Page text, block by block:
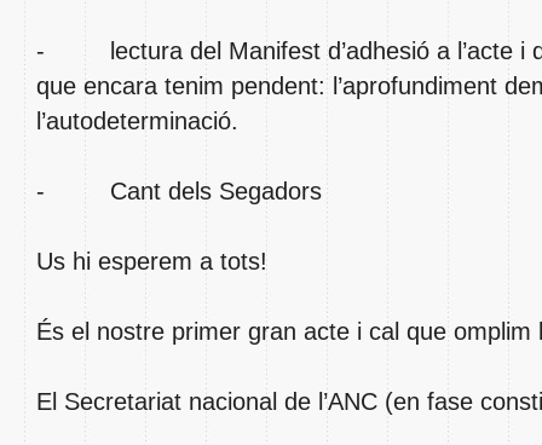
- lectura del Manifest d’adhesió a l’acte i
que encara tenim pendent: l’aprofundiment
l’autodeterminació.
- Cant dels Segadors
Us hi esperem a tots!
És el nostre primer gran acte i cal que omplim
El Secretariat nacional de l’ANC (en fase